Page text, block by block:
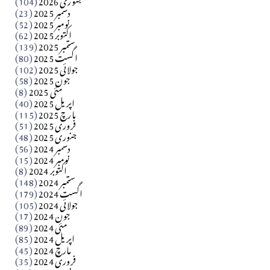
آزاد کشمیر جیسے احتجاج کی ضرورت ہے؟ از،،، ظہیرالدین
دسمبر 2025 (23) نومبر 2025 (52) اکتوبر 2025 (62) ستمبر 2025 (139) اگست 2025 (80) جولائی 2025 (102) جون 2025 (58) مئی 2025 (8) اپریل 2025 (40) مارچ 2025 (115) فروری 2025 (51) جنوری 2025 (48) دسمبر 2024 (56) نومبر 2024 (15) اکتوبر 2024 (8) ستمبر 2024 (148) اگست 2024 (179) جولائی 2024 (105) جون 2024 (17) مئی 2024 (89) اپریل 2024 (85) مارچ 2024 (45) فروری 2024 (35)